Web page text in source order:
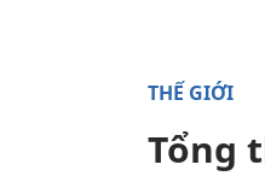
THẾ GIỚI
Tổng